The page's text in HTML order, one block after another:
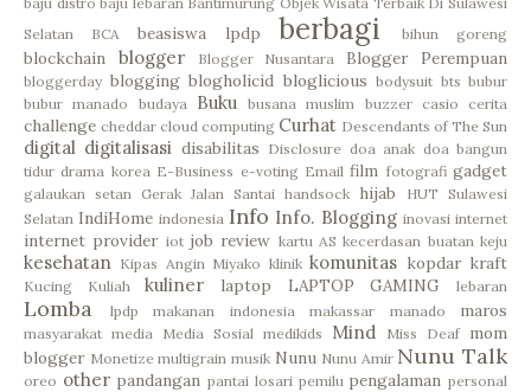
Selatan
BCA beasiswa lpdp berbagi bihun goreng
blockchain blogger Blogger Nusantara Blogger Perempuan
bloggerday blogging blogholicid bloglicious bodysuit bts bubur
bubur manado
budaya Buku busana muslim buzzer casio cerita
challenge cheddar cloud computing Curhat Descendants of The Sun
digital digitalisasi disabilitas Disclosure doa anak doa bangun
tidur drama korea E-Business e-voting Email film fotografi gadget
galaukan setan Gerak Jalan Santai handsock hijab
HUT Sulawesi
Selatan IndiHome indonesia Info Info. Blogging inovasi internet
internet provider iot job review kartu AS kecerdasan buatan keju
kesehatan Kipas Angin Miyako klinik komunitas kopdar kraft
Kucing Kuliah kuliner laptop LAPTOP GAMING lebaran
Lomba lpdp makanan indonesia makassar manado maros
masyarakat media Media Sosial medikids Mind Miss Deaf mom
blogger Monetize multigrain musik Nunu Nunu Amir Nunu Talk
oreo other pandangan pantai losari pemilu pengalaman personal